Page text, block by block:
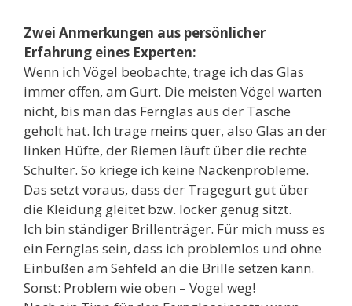
Zwei Anmerkungen aus persönlicher
Erfahrung eines Experten:
Wenn ich Vögel beobachte, trage ich das Glas
immer offen, am Gurt. Die meisten Vögel warten
nicht, bis man das Fernglas aus der Tasche
geholt hat. Ich trage meins quer, also Glas an der
linken Hüfte, der Riemen läuft über die rechte
Schulter. So kriege ich keine Nackenprobleme.
Das setzt voraus, dass der Tragegurt gut über
die Kleidung gleitet bzw. locker genug sitzt.
Ich bin ständiger Brillenträger. Für mich muss es
ein Fernglas sein, dass ich problemlos und ohne
Einbußen am Sehfeld an die Brille setzen kann.
Sonst: Problem wie oben – Vogel weg!